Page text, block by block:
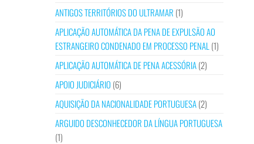
ANTIGOS TERRITÓRIOS DO ULTRAMAR (1)
APLICAÇÃO AUTOMÁTICA DA PENA DE EXPULSÃO AO
ESTRANGEIRO CONDENADO EM PROCESSO PENAL (1)
APLICAÇÃO AUTOMÁTICA DE PENA ACESSÓRIA(2)
APOIO JUDICIÁRIO (6)
AQUISIÇÃO DA NACIONALIDADE PORTUGUESA(2)
ARGUIDO DESCONHECEDOR DA LÍNGUA PORTUGUESA
(1)